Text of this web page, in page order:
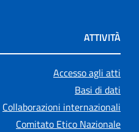
ATTIVITÀ
Accesso agli atti
Basi di dati
Collaborazioni internazionali
Comitato Etico Nazionale